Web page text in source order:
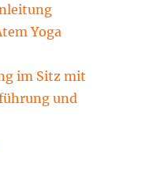
Yoga
im Sitz mit
und